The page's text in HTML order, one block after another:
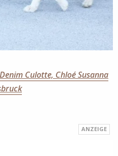
Culotte, Chloé Susanna